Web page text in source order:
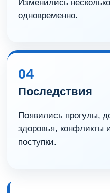
Изменились
одновременно.
04
Последствия
Появились прогулы,
здоровья, конфликты
поступки.